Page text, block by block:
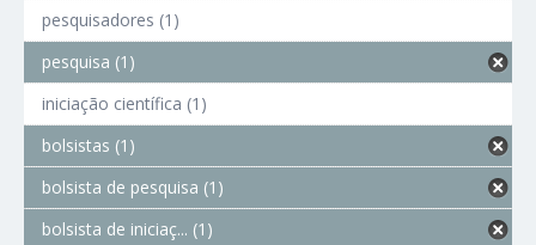
pesquisadores (1)
pesquisa (1)
iniciação científica (1)
bolsistas (1)
bolsista de pesquisa (1)
bolsista de iniciaç... (1)